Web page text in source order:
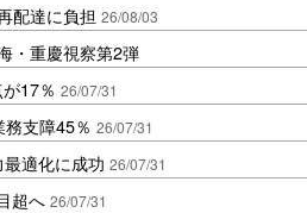
配達に負担 26/08/03
・重慶視察第2弾
17％ 26/07/31
支障45％ 26/07/31
適化に成功 26/07/31
超へ 26/07/31